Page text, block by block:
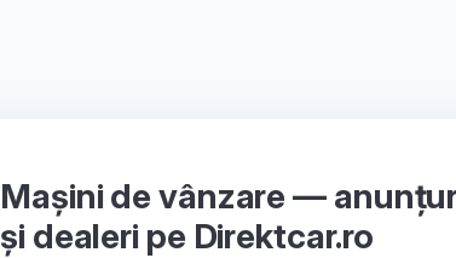
Mașini de vânzare —
și dealeri pe Direktcar.ro